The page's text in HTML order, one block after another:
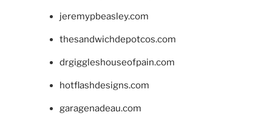
jeremypbeasley.com
thesandwichdepotcos.com
drgiggleshouseofpain.com
hotflashdesigns.com
garagenadeau.com